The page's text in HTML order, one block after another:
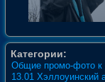
Категории:
Общие промо-фото к
13.01 Хэллоуинский